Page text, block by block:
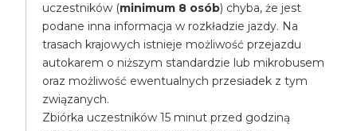
uczestników (minimum 8 osób) chyba, że jest
podane inna informacja w rozkładzie jazdy. Na
trasach krajowych istnieje możliwość przejazdu
autokarem o niższym standardzie lub mikrobusem
oraz możliwość ewentualnych przesiadek z tym
związanych.
Zbiórka uczestników 15 minut przed godziną